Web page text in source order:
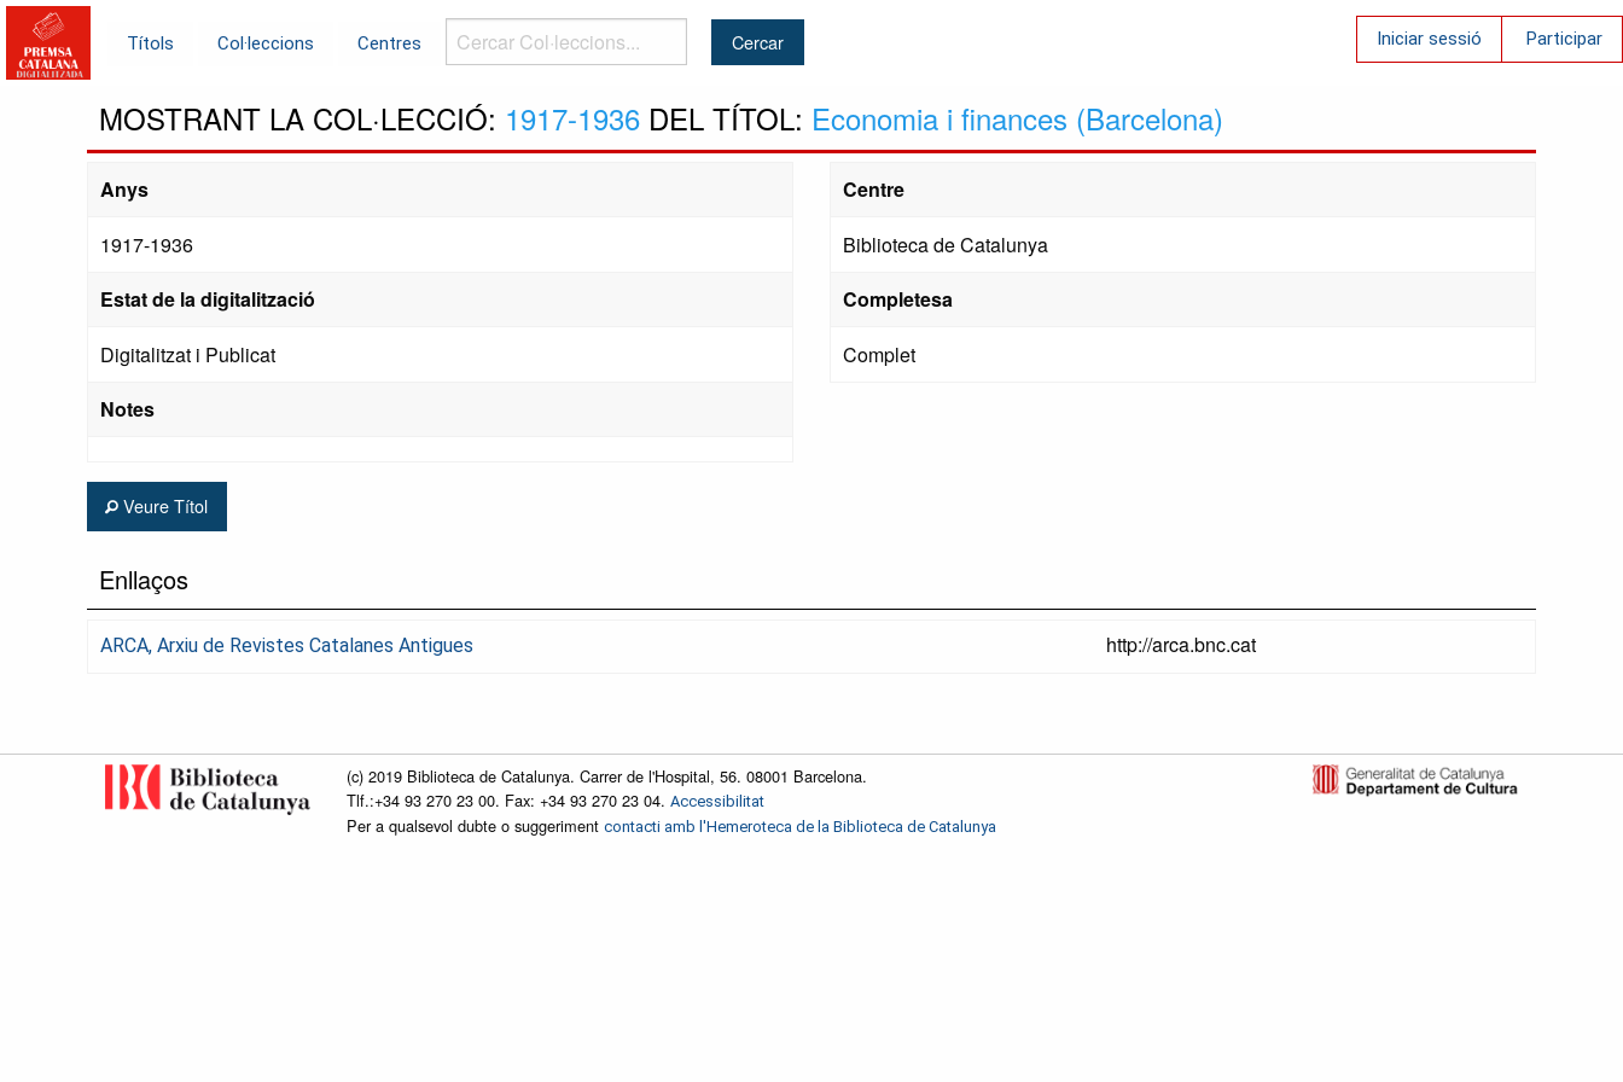
Títols Col·leccions Centres
Cercar
Col·leccions...
Iniciar sessió Participar
MOSTRANT LA COL·LECCIÓ: 1917-1936 DEL TÍTOL: Economia i finances (Barcelona)
Anys
1917-1936
Estat de la digitalització
Digitalitzat i Publicat
Notes
Centre
Biblioteca de Catalunya
Completesa
Complet
Veure Títol
Enllaços
ARCA, Arxiu de Revistes Catalanes Antigues http://arca.bnc.cat
(c) 2019 Biblioteca de Catalunya. Carrer de l'Hospital, 56. 08001 Barcelona.
Tlf.:+34 93 270 23 00. Fax: +34 93 270 23 04. Accessibilitat
Per a qualsevol dubte o suggeriment contacti amb l'Hemeroteca de la Biblioteca de Catalunya